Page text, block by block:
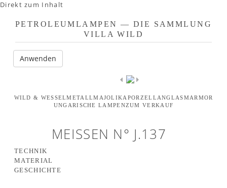
Direkt zum Inhalt
PETROLEUMLAMPEN — DIE SAMMLUNG
VILLA WILD
WILD & WESSELMETALLMAJOLIKA PORZELLANGLASMARMOR
UNGARISCHE LAMPENZUM VERKAUF
MEISSEN N° J.137
TECHNIK
MATERIAL
GESCHICHTE